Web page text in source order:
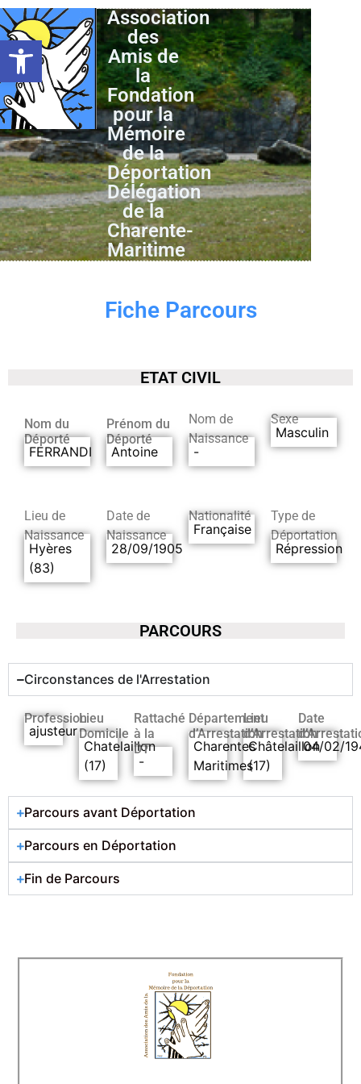
Ouvrir la barre d’outils
Association
des
Amis de
la
Fondation
pour la
Mémoire
de la
Déportation
Délégation
de la
Charente-
Maritime
Fiche Parcours
ETAT CIVIL
Nom du
Déporté
FERRANDI
Prénom du
Déporté
Antoine
Nom de
Naissance
-
Sexe
Masculin
Lieu de
Naissance
Hyères
(83)
Date de
Naissance
28/09/1905
Nationalité
Française
Type de
Déportation
Répression
PARCOURS
Circonstances de l'Arrestation
Profession
ajusteur
Lieu
Domicile
Chatelaillon
(17)
Rattaché
à la
DT
-
Département
d’Arrestation
Charentes
Maritimes
Lieu
d’Arrestation
Châtelaillon
(17)
Date
04/02/
Parcours avant Déportation
Parcours en Déportation
Fin de Parcours